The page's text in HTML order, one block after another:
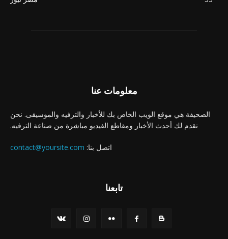
معلومات عنا
الصحيفة هي موقع الويب الخاص بك للأخبار والترفيه والموسيقى. نحن
نقدم لك أحدث الأخبار ومقاطع الفيديو مباشرة من صناعة الترفيه.
اتصل بنا: contact@yoursite.com
تابعنا